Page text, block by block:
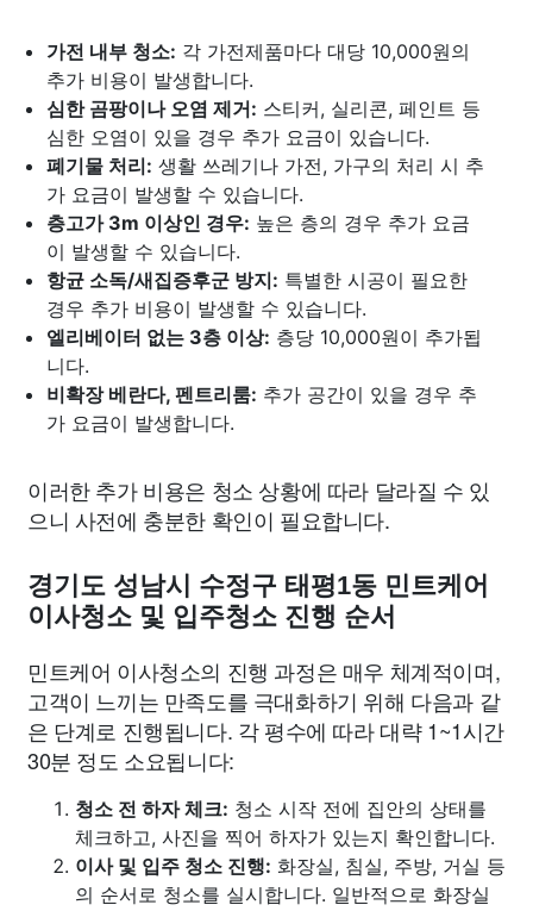
가전 내부 청소: 각 가전제품마다 대당 10,000원의
추가 비용이 발생합니다.
심한 곰팡이나 오염 제거: 스티커, 실리콘, 페인트 등
심한 오염이 있을 경우 추가 요금이 있습니다.
폐기물 처리: 생활 쓰레기나 가전, 가구의 처리 시 추
가 요금이 발생할 수 있습니다.
층고가 3m 이상인 경우: 높은 층의 경우 추가 요금
이 발생할 수 있습니다.
항균 소독/새집증후군 방지: 특별한 시공이 필요한
경우 추가 비용이 발생할 수 있습니다.
엘리베이터 없는 3층 이상: 층당 10,000원이 추가됩
니다.
비확장 베란다, 펜트리룸: 추가 공간이 있을 경우 추
가 요금이 발생합니다.
이러한 추가 비용은 청소 상황에 따라 달라질 수 있
으니 사전에 충분한 확인이 필요합니다.
경기도 성남시 수정구 태평1동 민트케어
이사청소 및 입주청소 진행 순서
민트케어 이사청소의 진행 과정은 매우 체계적이며,
고객이 느끼는 만족도를 극대화하기 위해 다음과 같
은 단계로 진행됩니다. 각 평수에 따라 대략 1~1시간
30분 정도 소요됩니다:
청소 전 하자 체크: 청소 시작 전에 집안의 상태를
체크하고, 사진을 찍어 하자가 있는지 확인합니다.
이사 및 입주 청소 진행: 화장실, 침실, 주방, 거실 등
의 순서로 청소를 실시합니다. 일반적으로 화장실